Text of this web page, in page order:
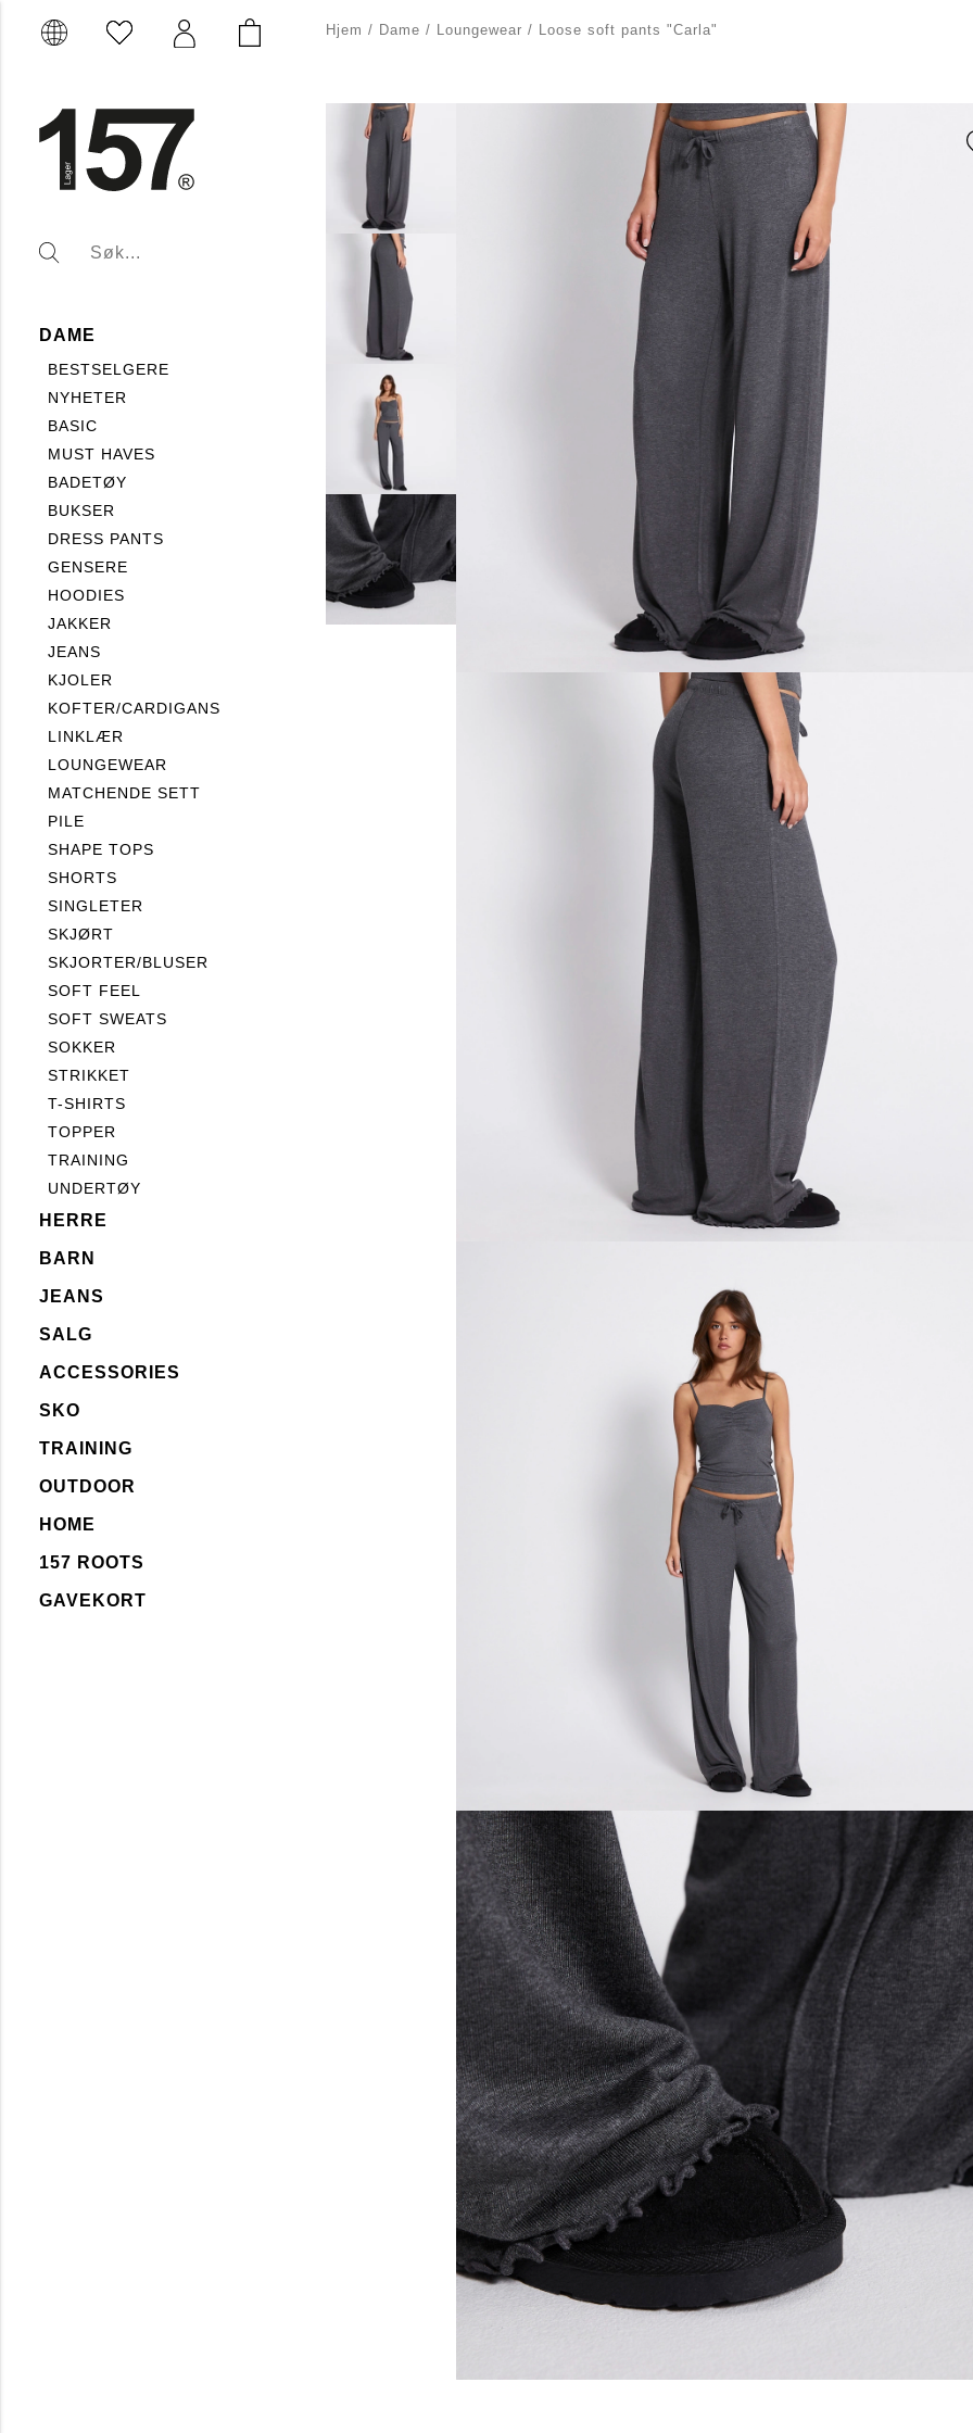
DAME
BESTSELGERE
NYHETER
BASIC
MUST HAVES
BADETØY
BUKSER
DRESS PANTS
GENSERE
HOODIES
JAKKER
JEANS
KJOLER
KOFTER/CARDIGANS
LINKLÆR
LOUNGEWEAR
MATCHENDE SETT
PILE
SHAPE TOPS
SHORTS
SINGLETER
SKJØRT
SKJORTER/BLUSER
SOFT FEEL
SOFT SWEATS
SOKKER
STRIKKET
T-SHIRTS
TOPPER
TRAINING
UNDERTØY
HERRE
BARN
JEANS
SALG
ACCESSORIES
SKO
TRAINING
OUTDOOR
HOME
157 ROOTS
GAVEKORT
Hjem / Dame / Loungewear / Loose soft pants "Carla"